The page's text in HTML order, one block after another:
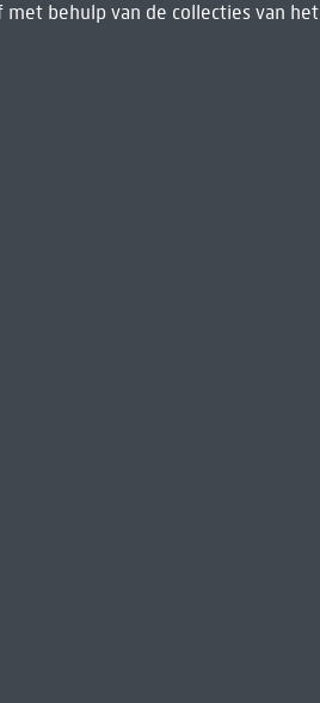
behulp van de collecties van het